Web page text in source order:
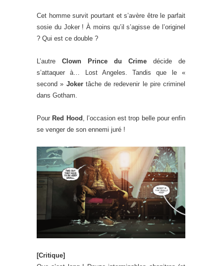
Cet homme survit pourtant et s’avère être le parfait
sosie du Joker ! À moins qu’il s’agisse de l’originel
? Qui est ce double ?
L’autre Clown Prince du Crime décide de
s’attaquer à… Lost Angeles. Tandis que le «
second » Jokertâche de redevenir le pire criminel
dans Gotham.
Pour Red Hood , l’occasion est trop belle pour enfin
se venger de son ennemi juré !
[Critique]